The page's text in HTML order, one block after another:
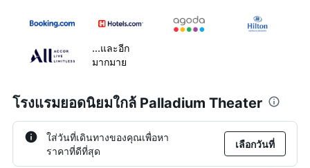
...และอีก
มากมาย
โรงแรมยอดนิยมใกล้ Palladium Theater
ใส่วันที่เดินทางของคุณเพื่อหา
ราคาที่ดีที่สุด
เลือกวันที่